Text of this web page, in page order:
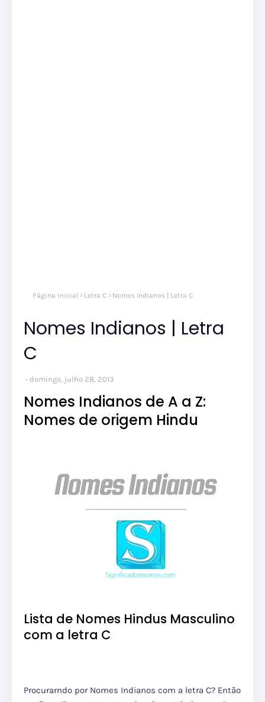
Página inicial Letra C Nomes Indianos | Letra C
Nomes Indianos | Letra
C
domingo, julho 28, 2013
Nomes Indianos de A a Z:
Nomes de origem Hindu
Lista de Nomes Hindus Masculino
com a letra C
Procurarndo por Nomes Indianos com a letra C? Então